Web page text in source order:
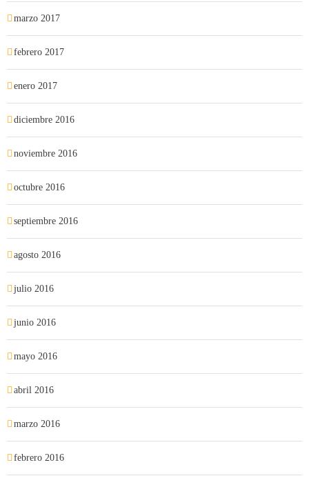
marzo 2017
febrero 2017
enero 2017
diciembre 2016
noviembre 2016
octubre 2016
septiembre 2016
agosto 2016
julio 2016
junio 2016
mayo 2016
abril 2016
marzo 2016
febrero 2016